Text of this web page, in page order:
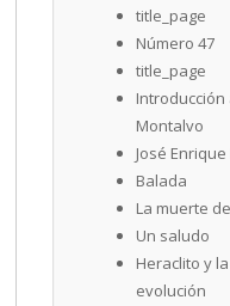
title_page
Número 47
title_page
Montalvo
José
Balada
La muerte
Un saludo
Heraclito y
evolución